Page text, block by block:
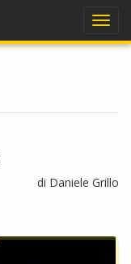
di Daniele Grillo